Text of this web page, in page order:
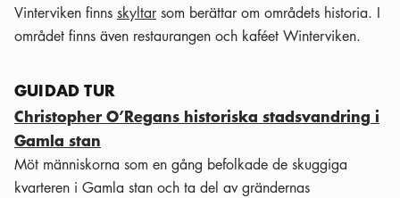
Vinterviken finns skyltar som berättar om områdets historia. I
området finns även restaurangen och kaféet Winterviken.
GUIDAD TUR
Christopher O’Regans historiska stadsvandring i
Gamla stan
Möt människorna som en gång befolkade de skuggiga
kvarteren i Gamla stan och ta del av grändernas